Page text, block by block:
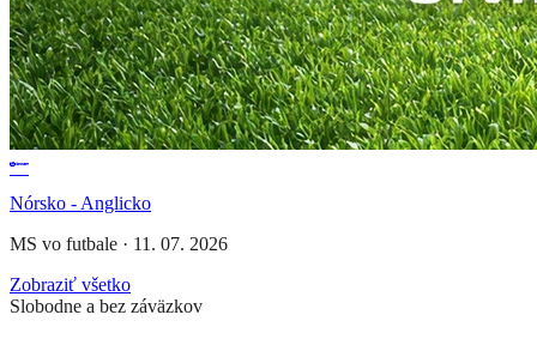
Nórsko - Anglicko
MS vo futbale · 11. 07. 2026
Zobraziť všetko
Slobodne a bez záväzkov